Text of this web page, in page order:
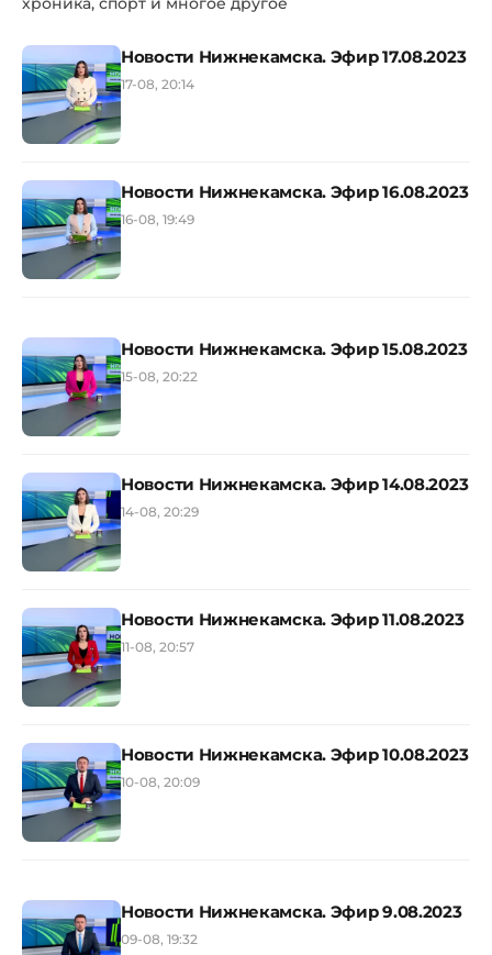
Новости Нижнекамска. Эфир 17.08.2023
17-08, 20:14
Новости Нижнекамска. Эфир 16.08.2023
16-08, 19:49
Новости Нижнекамска. Эфир 15.08.2023
15-08, 20:22
Новости Нижнекамска. Эфир 14.08.2023
14-08, 20:29
Новости Нижнекамска. Эфир 11.08.2023
11-08, 20:57
Новости Нижнекамска. Эфир 10.08.2023
10-08, 20:09
Новости Нижнекамска. Эфир 9.08.2023
09-08, 19:32